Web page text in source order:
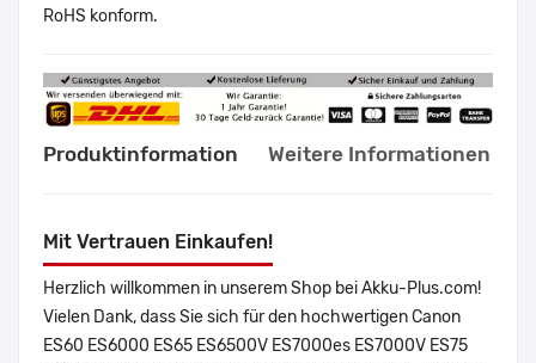
RoHS konform.
Produktinformation Weitere Informationen
Mit Vertrauen Einkaufen!
Herzlich willkommen in unserem Shop bei Akku-Plus.com!
Vielen Dank, dass Sie sich für den hochwertigen Canon
ES60 ES6000 ES65 ES6500V ES7000es ES7000V ES75